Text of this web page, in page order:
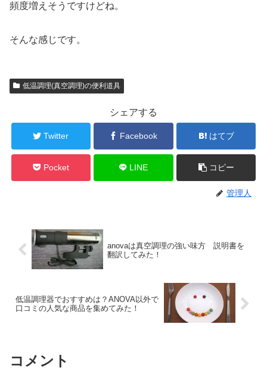
頻度増えそうですけどね。
そんな感じです。
低温調理(真空調理)の便利道具
シェアする
Twitter Facebook はてブ
Pocket LINE コピー
管理人
anovaは真空調理の強い味方 説明書を
翻訳してみた！
低温調理器でおすすめは？ANOVA以外で
口コミの人気な商品を集めてみた！
コメント